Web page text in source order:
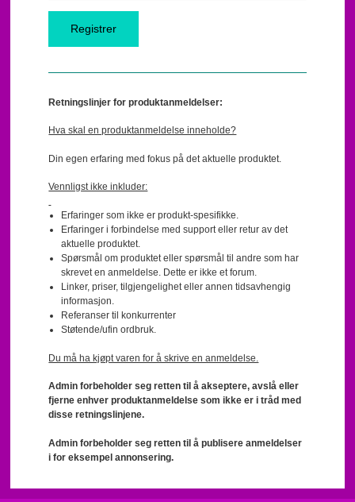
Retningslinjer for produktanmeldelser:
Hva skal en produktanmeldelse inneholde?
Din egen erfaring med fokus på det aktuelle produktet.
Vennligst ikke inkluder:
Erfaringer som ikke er produkt-spesifikke.
Erfaringer i forbindelse med support eller retur av det
aktuelle produktet.
Spørsmål om produktet eller spørsmål til andre som har
skrevet en anmeldelse. Dette er ikke et forum.
Linker, priser, tilgjengelighet eller annen tidsavhengig
informasjon.
Referanser til konkurrenter
Støtende/ufin ordbruk.
Du må ha kjøpt varen for å skrive en anmeldelse.
Admin forbeholder seg retten til å akseptere, avslå eller
fjerne enhver produktanmeldelse som ikke er i tråd med
disse retningslinjene.
Admin forbeholder seg retten til å publisere anmeldelser
i for eksempel annonsering.